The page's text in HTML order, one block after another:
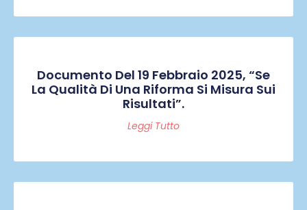
Documento Del 19 Febbraio 2025, “Se
La Qualità Di Una Riforma Si Misura Sui
Risultati”.
Leggi Tutto